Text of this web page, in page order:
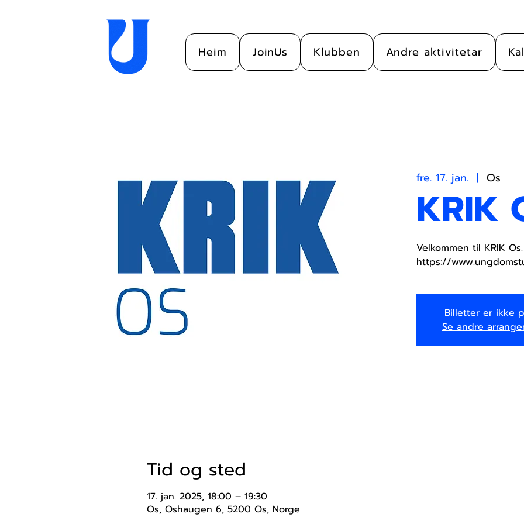
Heim JoinUs Klubben Andre aktivitetar
fre. 17. jan.
  |
Os
KRIK
Velkommen til KRIK
https://
Billetter er ikke
Se andre
Tid og sted
17. jan. 2025, 18:00 – 19:30
Os, Oshaugen 6, 5200 Os, Norge